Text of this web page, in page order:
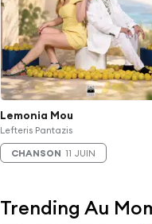
Lemonia Mou
Lefteris Pantazis
CHANSON 11 JUIN
Trending Au